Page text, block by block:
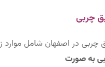
چربی
چربی در اصفهان شامل موارد
به صورت